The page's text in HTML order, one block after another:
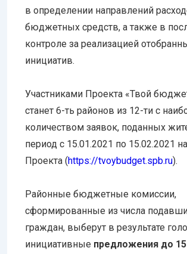
в определении направлений
бюджетных средств, а также в
контроле за реализацией
инициатив.
Участниками Проекта «Твой
станет 6-ть районов из 12-ти с
количеством заявок, поданных
период с 15.01.2021 по 15.02.2021
Проекта (https://tvoybudget.spb.ru).
Районные бюджетные комиссии,
сформированные из числа
граждан, выберут в результате
инициативные предложения до